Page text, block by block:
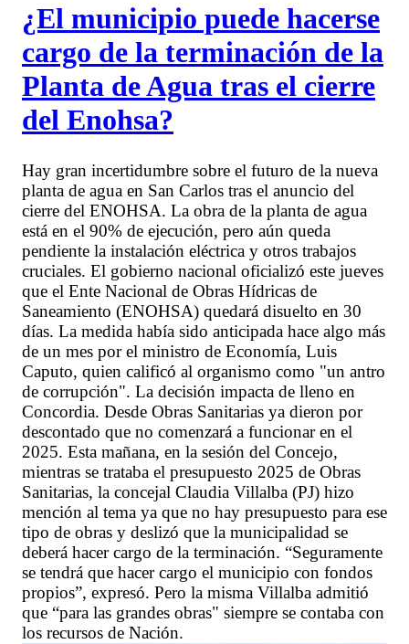
¿El municipio puede hacerse
cargo de la terminación de la
Planta de Agua tras el cierre
del Enohsa?
Hay gran incertidumbre sobre el futuro de la nueva
planta de agua en San Carlos tras el anuncio del
cierre del ENOHSA. La obra de la planta de agua
está en el 90% de ejecución, pero aún queda
pendiente la instalación eléctrica y otros trabajos
cruciales. El gobierno nacional oficializó este jueves
que el Ente Nacional de Obras Hídricas de
Saneamiento (ENOHSA) quedará disuelto en 30
días. La medida había sido anticipada hace algo más
de un mes por el ministro de Economía, Luis
Caputo, quien calificó al organismo como "un antro
de corrupción". La decisión impacta de lleno en
Concordia. Desde Obras Sanitarias ya dieron por
descontado que no comenzará a funcionar en el
2025. Esta mañana, en la sesión del Concejo,
mientras se trataba el presupuesto 2025 de Obras
Sanitarias, la concejal Claudia Villalba (PJ) hizo
mención al tema ya que no hay presupuesto para ese
tipo de obras y deslizó que la municipalidad se
deberá hacer cargo de la terminación. “Seguramente
se tendrá que hacer cargo el municipio con fondos
propios”, expresó. Pero la misma Villalba admitió
que “para las grandes obras" siempre se contaba con
los recursos de Nación.